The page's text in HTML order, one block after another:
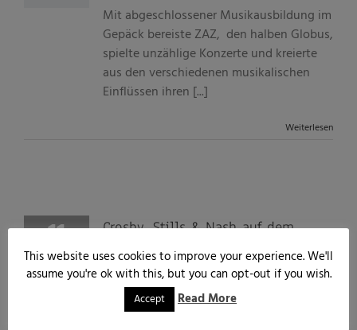
Mit abgeschlossener Musikausbildung im
Gepäck bereiste ZAZ, den halben Globus,
spielte unzählige Konzerte und kreierte
aus den verschiedenen musikalischen
Einflüssen ihren [...]
Weiterlesen
11
06, 2013
Crosby, Stills & Nash auf dem
Bonner KUNST!RASEN (Mitteilung)
VonMarc John | Juni 11th, 2013 | Allgemein,Blog ,
Lokales,Musik | 0 Kommentare
This website uses cookies to improve your experience. We'll
assume you're ok with this, but you can opt-out if you wish.
Accept Read More